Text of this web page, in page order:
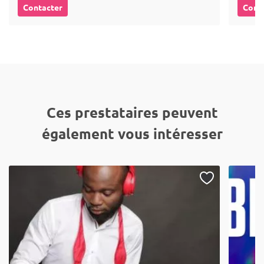
Contacter
Ces prestataires peuvent
également vous intéresser